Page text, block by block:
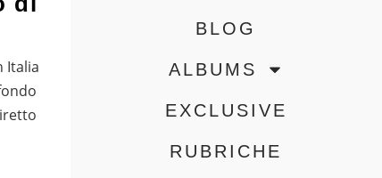
Italia
BLOG
ALBUMS
EXCLUSIVE
RUBRICHE